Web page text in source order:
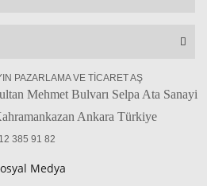
PAZARLAMA VE TİCARET AŞ
Mehmet Bulvarı Selpa Ata Sanayi
Ankara Türkiye
385 91 82
Medya